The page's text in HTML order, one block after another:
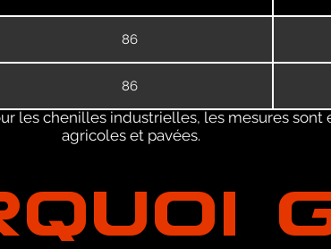
86
86
les chenilles industrielles, les mesures sont
agricoles et pavées.